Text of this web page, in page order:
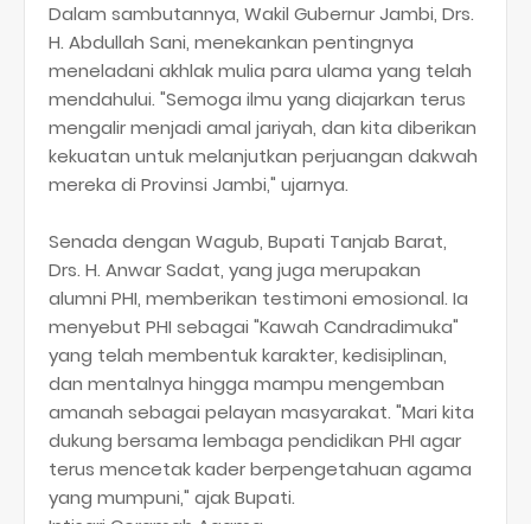
​Dalam sambutannya, Wakil Gubernur Jambi, Drs.
H. Abdullah Sani, menekankan pentingnya
meneladani akhlak mulia para ulama yang telah
mendahului. "Semoga ilmu yang diajarkan terus
mengalir menjadi amal jariyah, dan kita diberikan
kekuatan untuk melanjutkan perjuangan dakwah
mereka di Provinsi Jambi," ujarnya.
​Senada dengan Wagub, Bupati Tanjab Barat,
Drs. H. Anwar Sadat, yang juga merupakan
alumni PHI, memberikan testimoni emosional. Ia
menyebut PHI sebagai "Kawah Candradimuka"
yang telah membentuk karakter, kedisiplinan,
dan mentalnya hingga mampu mengemban
amanah sebagai pelayan masyarakat. "Mari kita
dukung bersama lembaga pendidikan PHI agar
terus mencetak kader berpengetahuan agama
yang mumpuni," ajak Bupati.